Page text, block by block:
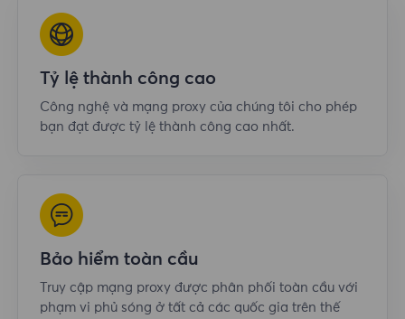
Tỷ lệ thành công cao
Công nghệ và mạng proxy của chúng tôi cho phép
bạn đạt được tỷ lệ thành công cao nhất.
Bảo hiểm toàn cầu
Truy cập mạng proxy được phân phối toàn cầu với
phạm vi phủ sóng ở tất cả các quốc gia trên thế